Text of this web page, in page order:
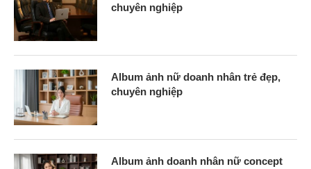
chuyên nghiệp
Album ảnh nữ doanh nhân trẻ đẹp,
chuyên nghiệp
Album ảnh doanh nhân nữ concept